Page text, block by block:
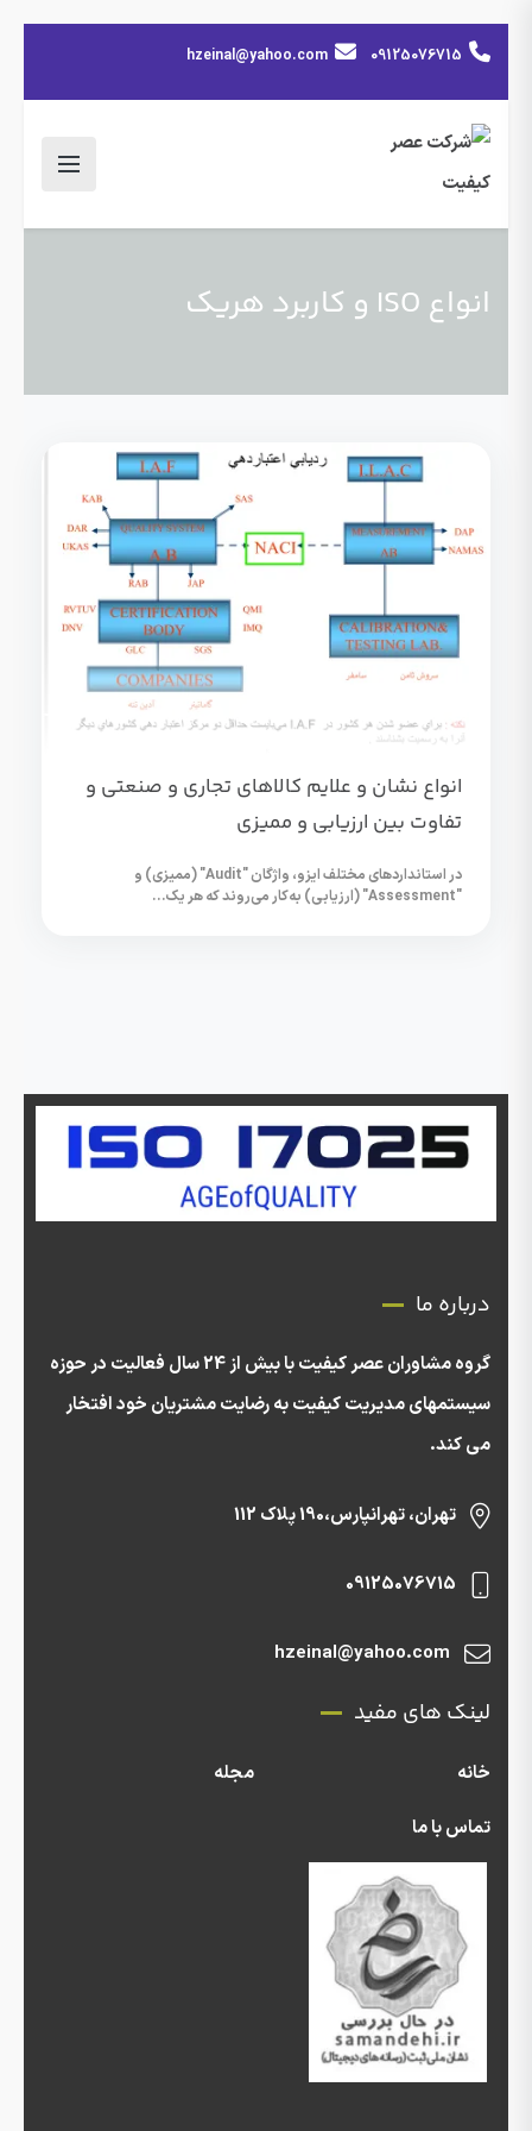
09125076715
hzeinal@yahoo.com
انواع ISO و کاربرد هریک
انواع نشان و علایم کالاهای تجاری و صنعتی و
تفاوت بین ارزیابی و ممیزی
در استانداردهای مختلف ایزو، واژگان "Audit" (ممیزی) و
"Assessment" (ارزیابی) به‌کار می‌روند که هر یک...
درباره ما
گروه مشاوران عصر کیفیت با بیش از 24 سال فعالیت در حوزه
سیستمهای مدیریت کیفیت به رضایت مشتریان خود افتخار
می کند.
تهران، تهرانپارس،190 پلاک 112
09125076715
hzeinal@yahoo.com
لینک های مفید
خانه
مجله
تماس با ما